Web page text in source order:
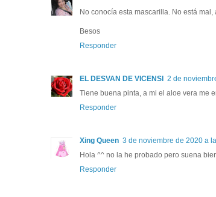
No conocía esta mascarilla. No está
Besos
Responder
EL DESVAN DE VICENSI 2 de
Tiene buena pinta, a mi el aloe vera me
Responder
Xing Queen 3 de noviembre de 2020 a
Hola ^^ no la he probado pero suena
Responder